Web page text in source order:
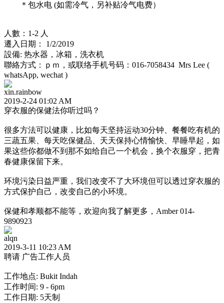
＊包水电 (如需冷气，另补贴冷气电费）
人數：1-2 人
遷入日期： 1/2/2019
設備: 热水器，冰箱，洗衣机
聯絡方式：ｐｍ，或联络手机号码：016-7058434 Mrs Lee (
whatsApp, wechat )
xin.rainbow
2019-2-24 01:02 AM
穿衣服的保健法你听过吗？
很多方法可以健康，比如每天坚持运动30分钟、餐餐吃有机的
三蔬五果、每天吃保健品、天天保持心情愉快、早睡早起，如
果这些你都做不到那不如给自己一个机会，换个衣服穿，把青
春健康保留下来。
环境污染日益严重，我们改变不了大环境但可以透过穿衣服的
方式保护自己，改变自己的小环境。
保健和孝顺都不能等，欢迎向我了解更多，Amber 014-
9890923
alqn
2019-3-11 10:23 AM
聘请 广告工作人员
工作地点: Bukit Indah
工作时间: 9 - 6pm
工作日期: 5天制